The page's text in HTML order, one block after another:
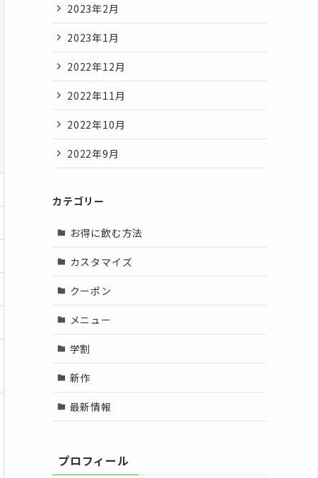
2023年2月
2023年1月
2022年12月
2022年11月
2022年10月
2022年9月
カテゴリー
お得に飲む方法
カスタマイズ
クーポン
メニュー
学割
新作
最新情報
プロフィール